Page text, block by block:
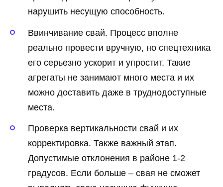
нарушить несущую способность.
Ввинчивание свай. Процесс вполне
реально провести вручную, но спецтехника
его серьезно ускорит и упростит. Такие
агрегаты не занимают много места и их
можно доставить даже в труднодоступные
места.
Проверка вертикальности свай и их
корректировка. Также важный этап.
Допустимые отклонения в районе 1-2
градусов. Если больше – свая не сможет